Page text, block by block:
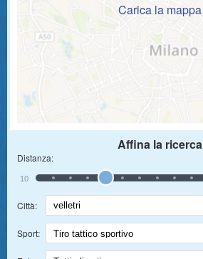
Carica la mappa
Affina la ricerca
Distanza:
10
Città:
Sport: